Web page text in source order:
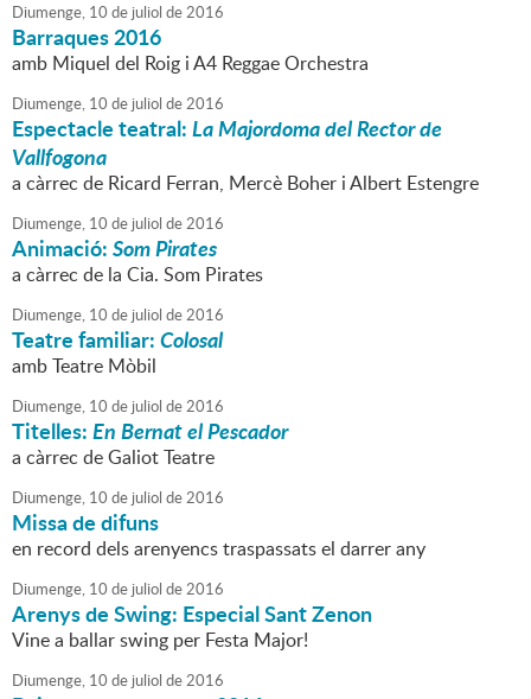
Diumenge, 10 de juliol de2016
Barraques 2016
amb Miquel del Roig i A4 Reggae Orchestra
Diumenge, 10 de juliol de2016
Espectacle teatral:La Majordoma del Rector de
Vallfogona
a càrrec de Ricard Ferran, Mercè Boher i Albert Estengre
Diumenge, 10 de juliol de2016
Animació:Som Pirates
a càrrec de la Cia. Som Pirates
Diumenge, 10 de juliol de2016
Teatre familiar:Colosal
amb Teatre Mòbil
Diumenge, 10 de juliol de2016
Titelles:En Bernat el Pescador
a càrrec de Galiot Teatre
Diumenge, 10 de juliol de2016
Missa de difuns
en record dels arenyencs traspassats el darrer any
Diumenge, 10 de juliol de2016
Arenys de Swing: Especial Sant Zenon
Vine a ballar swing per Festa Major!
Diumenge, 10 de juliol de2016